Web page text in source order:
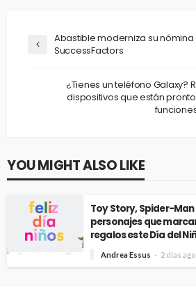
Abastible moderniza su nómina
SuccessFactors
¿Tienes un teléfono Galaxy?
dispositivos que están
YOU MIGHT ALSO LIKE
Toy Story, Spider-Man
personajes que
regalos este Día del
Andrea Essus 2 días ago